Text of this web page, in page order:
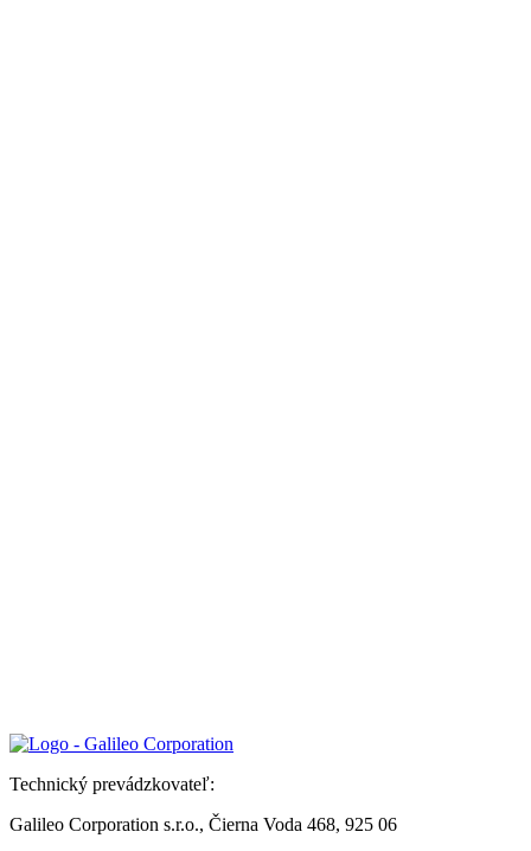
Technický prevádzkovateľ:
Galileo Corporation s.r.o., Čierna Voda 468, 925 06